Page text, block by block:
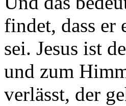
findet, dass er
sei. Jesus ist
und zum
verlässt, der